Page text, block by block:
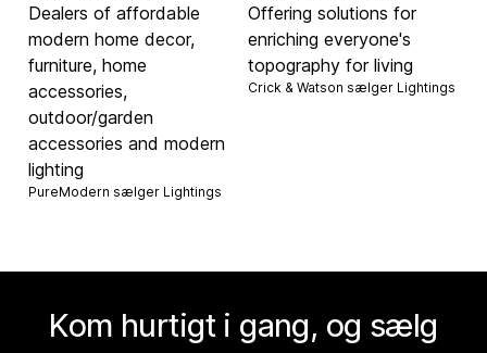
Dealers of affordable
modern home decor,
furniture, home
accessories,
outdoor/garden
accessories and modern
lighting
PureModern sælger Lightings
Offering solutions for
enriching everyone's
topography for living
Crick & Watson sælger Lightings
Kom hurtigt i gang, og sælg